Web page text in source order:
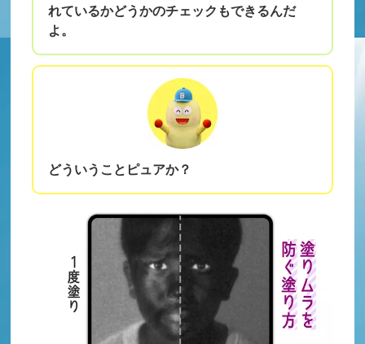
れているかどうかのチェックもできるんだ
よ。
どういうことピュアか？